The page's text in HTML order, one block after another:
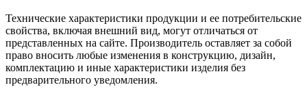
Технические характеристики продукции и ее потребительские
свойства, включая внешний вид, могут отличаться от
представленных на сайте. Производитель оставляет за собой
право вносить любые изменения в конструкцию, дизайн,
комплектацию и иные характеристики изделия без
предварительного уведомления.